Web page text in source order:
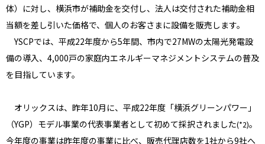
体）に対し、横浜市が補助金を交付し、法人は交付された補助金相
当額を差し引いた価格で、個人のお客さまに設備を販売します。
YSCPでは、平成22年度から5年間、市内で27MWの太陽光発電設
備の導入、4,000戸の家庭内エネルギーマネジメントシステムの普及
を目指しています。
オリックスは、昨年10月に、平成22年度「横浜グリーンパワー」
（YGP）モデル事業の代表事業者として初めて採択されました(*2)。
今年度の事業は昨年度の事業に比べ、販売代理店数を1社から9社へ